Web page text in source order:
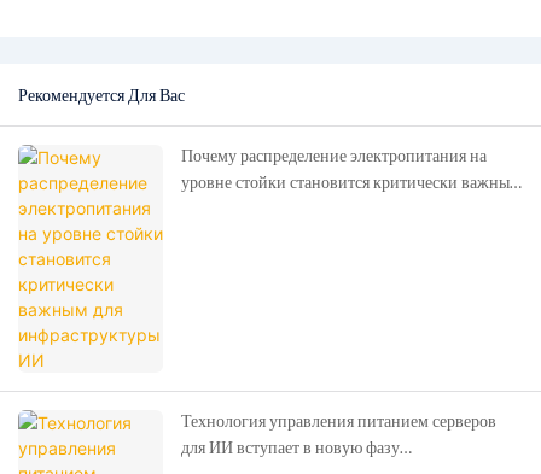
Рекомендуется Для Вас
Почему распределение электропитания на
уровне стойки становится критически важным
Технология управления питанием серверов
для ИИ вступает в новую фазу